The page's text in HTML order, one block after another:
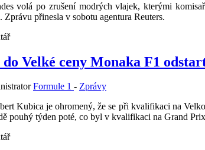
volá po zrušení modrých vlajek, kterými
přinesla v sobotu agentura Reuters.
Velké ceny Monaka F1
Formule 1 - Zprávy
Kubica je ohromený, že se při kvalifikaci na
pouhý týden poté, co byl v kvalifikaci na Grand